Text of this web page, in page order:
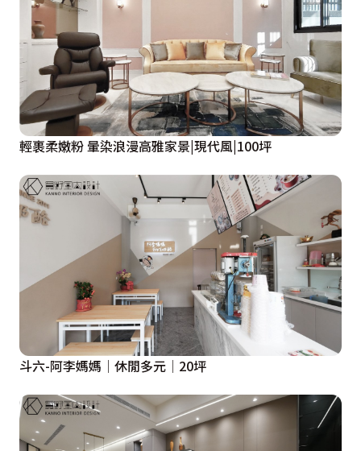
輕裹柔嫩粉 暈染浪漫高雅家景|現代風|100坪
斗六-阿李媽媽│休閒多元│20坪